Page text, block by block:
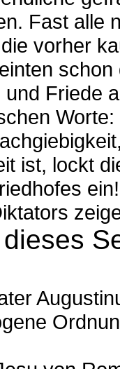
Fast alle
vorher
Friede
ist, lockt